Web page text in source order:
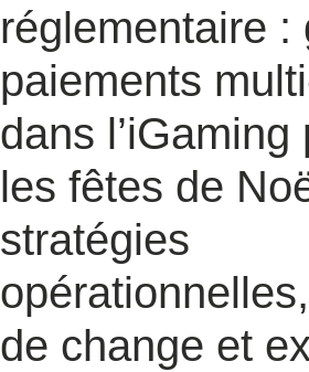
réglementaire :
paiements
dans l’iGaming
les fêtes de
stratégies
de change et